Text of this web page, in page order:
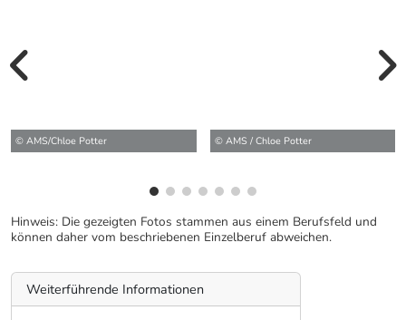
© AMS/Chloe Potter © AMS / Chloe Potter
Hinweis: Die gezeigten Fotos stammen aus einem Berufsfeld und
können daher vom beschriebenen Einzelberuf abweichen.
Weiterführende Informationen